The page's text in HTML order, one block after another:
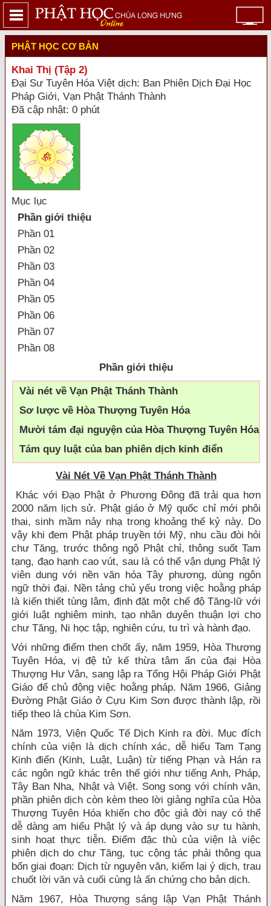
PHẬT HỌC CƠ BẢN
Khai Thị (Tập 2)
Đại Sư Tuyên Hóa Việt dịch: Ban Phiên Dịch Đại Học
Pháp Giới, Vạn Phật Thánh Thành
Đã cập nhật: 0 phút
Mục lục
Phần giới thiệu
Phần 01
Phần 02
Phần 03
Phần 04
Phần 05
Phần 06
Phần 07
Phần 08
Phần giới thiệu
Vài nét về Vạn Phật Thánh Thành
Sơ lược về Hòa Thượng Tuyên Hóa
Mười tám đại nguyện của Hòa Thượng Tuyên Hóa
Tám quy luật của ban phiên dịch kinh điển
Vài Nét Về Vạn Phật Thánh Thành
Khác với Ðạo Phật ở Phương Ðông đã trải qua hơn
2000 năm lịch sử. Phật giáo ở Mỹ quốc chỉ mới phôi
thai, sinh mầm nảy nhạ trong khoảng thế kỷ này. Do
vậy khi đem Phật pháp truyền tới Mỹ, nhu cầu đòi hỏi
chư Tăng, trước thông ngộ Phật chỉ, thông suốt Tam
tạng, đạo hạnh cao vút, sau là có thể vận dụng Phật lý
viên dung với nền văn hóa Tây phương, dùng ngôn
ngữ thời đại. Nền tảng chủ yếu trong việc hoằng pháp
là kiến thiết tùng lâm, định đặt một chế độ Tăng-lữ với
giới luật nghiêm minh, tạo nhân duyên thuận lợi cho
chư Tăng, Ni học tập, nghiên cứu, tu trì và hành đạo.
Với những điểm then chốt ấy, năm 1959, Hòa Thượng
Tuyên Hóa, vị đệ tử kế thừa tâm ấn của đại Hòa
Thượng Hư Vân, sang lập ra Tổng Hội Pháp Giới Phật
Giáo để chủ động việc hoằng pháp. Năm 1966, Giảng
Ðường Phật Giáo ở Cựu Kim Sơn được thành lập, rồi
tiếp theo là chùa Kim Sơn.
Năm 1973, Viện Quốc Tế Dịch Kinh ra đời. Mục đích
chính của viện là dịch chính xác, dễ hiểu Tam Tạng
Kinh điển (Kinh, Luật, Luận) từ tiếng Phạn và Hán ra
các ngôn ngữ khác trên thế giới như tiếng Anh, Pháp,
Tây Ban Nha, Nhật và Việt. Song song với chính văn,
phần phiên dịch còn kèm theo lời giảng nghĩa của Hòa
Thượng Tuyên Hóa khiến cho độc giả đời nay có thể
dễ dàng am hiểu Phật lý và áp dụng vào sự tu hành,
sinh hoạt thực tiễn. Ðiểm đặc thù của viện là việc
phiên dịch do chư Tăng, tục cộng tác phải thông qua
bốn giai đoạn: Dịch từ nguyên văn, kiểm lại ý dịch, trau
chuốt lời văn và cuối cùng là ấn chứng cho bản dịch.
Năm 1967, Hòa Thượng sáng lập Vạn Phật Thánh